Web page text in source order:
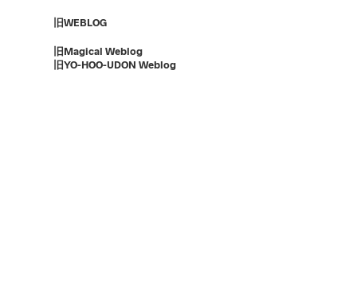
旧WEBLOG
旧Magical Weblog
旧YO-HOO-UDON Weblog